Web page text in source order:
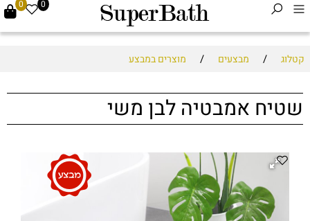
0 0
קטלוג / מבצעים / מוצרים במבצע
שטיח אמבטיה לבן משי